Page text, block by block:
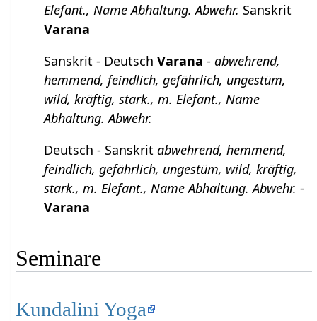
Elefant., Name Abhaltung. Abwehr. Sanskrit
Varana
Sanskrit - DeutschVarana -abwehrend,
hemmend, feindlich, gefährlich, ungestüm,
wild, kräftig, stark., m. Elefant., Name
Abhaltung. Abwehr.
Deutsch - Sanskritabwehrend, hemmend,
feindlich, gefährlich, ungestüm, wild, kräftig,
stark., m. Elefant., Name Abhaltung. Abwehr. -
Varana
Seminare
Kundalini Yoga